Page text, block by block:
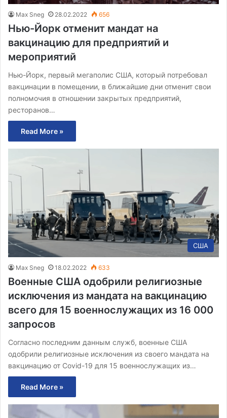
Max Sneg 28.02.2022 656
Нью-Йорк отменит мандат на
вакцинацию для предприятий и
мероприятий
Нью-Йорк, первый мегаполис США, который потребовал
вакцинации в помещении, в ближайшие дни отменит свои
полномочия в отношении закрытых предприятий,
ресторанов…
Read More »
США
Max Sneg 18.02.2022 633
Военные США одобрили религиозные
исключения из мандата на вакцинацию
всего для 15 военнослужащих из 16 000
запросов
Согласно последним данным служб, военные США
одобрили религиозные исключения из своего мандата на
вакцинацию от Covid-19 для 15 военнослужащих из…
Read More »